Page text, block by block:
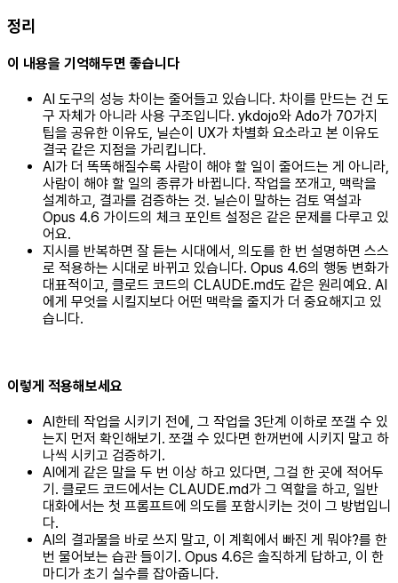
정리
이 내용을 기억해두면 좋습니다
AI 도구의 성능 차이는 줄어들고 있습니다. 차이를 만드는 건 도
구 자체가 아니라 사용 구조입니다. ykdojo와 Ado가 70가지
팁을 공유한 이유도, 닐슨이 UX가 차별화 요소라고 본 이유도
결국 같은 지점을 가리킵니다.
AI가 더 똑똑해질수록 사람이 해야 할 일이 줄어드는 게 아니라,
사람이 해야 할 일의 종류가 바뀝니다. 작업을 쪼개고, 맥락을
설계하고, 결과를 검증하는 것. 닐슨이 말하는 검토 역설과
Opus 4.6 가이드의 체크 포인트 설정은 같은 문제를 다루고 있
어요.
지시를 반복하면 잘 듣는 시대에서, 의도를 한 번 설명하면 스스
로 적용하는 시대로 바뀌고 있습니다. Opus 4.6의 행동 변화가
대표적이고, 클로드 코드의 CLAUDE.md도 같은 원리예요. AI
에게 무엇을 시킬지보다 어떤 맥락을 줄지가 더 중요해지고 있
습니다.
이렇게 적용해보세요
AI한테 작업을 시키기 전에, 그 작업을 3단계 이하로 쪼갤 수 있
는지 먼저 확인해보기. 쪼갤 수 있다면 한꺼번에 시키지 말고 하
나씩 시키고 검증하기.
AI에게 같은 말을 두 번 이상 하고 있다면, 그걸 한 곳에 적어두
기. 클로드 코드에서는 CLAUDE.md가 그 역할을 하고, 일반
대화에서는 첫 프롬프트에 의도를 포함시키는 것이 그 방법입니
다.
AI의 결과물을 바로 쓰지 말고, 이 계획에서 빠진 게 뭐야?를 한
번 물어보는 습관 들이기. Opus 4.6은 솔직하게 답하고, 이 한
마디가 초기 실수를 잡아줍니다.